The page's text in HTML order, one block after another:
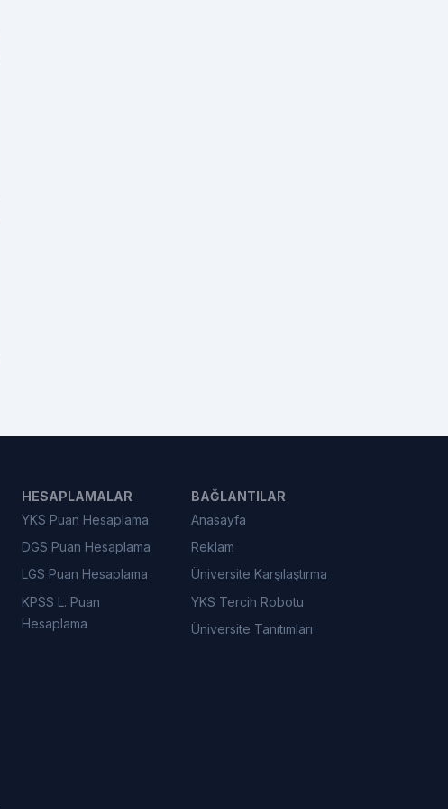
HESAPLAMALAR
YKS Puan Hesaplama
DGS Puan Hesaplama
LGS Puan Hesaplama
KPSS L. Puan
Hesaplama
BAĞLANTILAR
Anasayfa
Reklam
Üniversite Karşılaştırma
YKS Tercih Robotu
Üniversite Tanıtımları